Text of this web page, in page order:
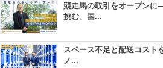
競走馬の取引をオープン
挑む、国...
スペース不足と配送コス
ノ...